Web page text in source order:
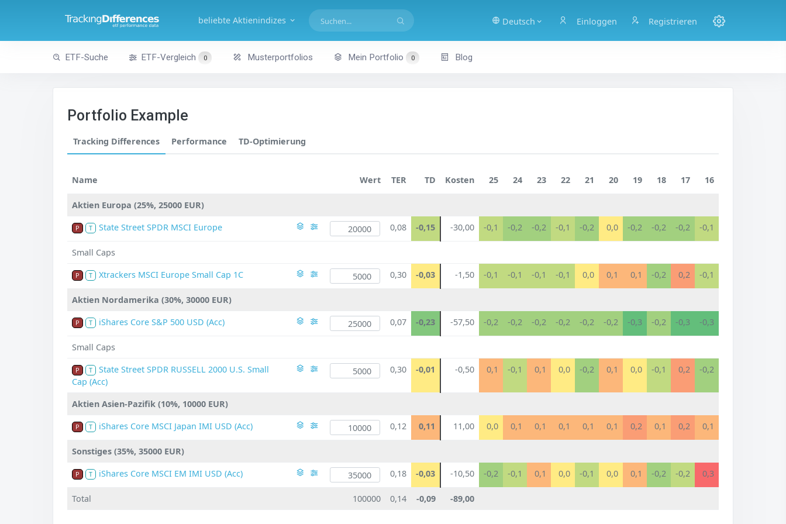
Deutsch Einloggen Registrieren
beliebte Aktienindizes
ETF-Suche ETF-Vergleich 0 Musterportfolios Mein Portfolio 0 Blog
Portfolio Example
Tracking Differences Performance TD-Optimierung
Name Wert TER TD Kosten 25 24 23 22 21 20 19 18 17 16
Aktien Europa (25%, 25000 EUR)
P T State Street SPDR MSCI Europe 0,08 -0,15 -30,00 -0,1 -0,2 -0,2 -0,1 -0,2 0,0 -0,2 -0,2 -0,2 -0,1
Small Caps
P T Xtrackers MSCI Europe Small Cap 1C 0,30 -0,03 -1,50 -0,1 -0,1 -0,1 -0,1 0,0 0,1 0,1 -0,2 0,2 -0,1
Aktien Nordamerika (30%, 30000 EUR)
P T iShares Core S&P 500 USD (Acc) 0,07 -0,23 -57,50 -0,2 -0,2 -0,2 -0,2 -0,2 -0,2 -0,3 -0,2 -0,3 -0,3
Small Caps
P T
State Street SPDR RUSSELL 2000 U.S. Small
Cap (Acc)
0,30 -0,01 -0,50 0,1 -0,1 0,1 0,0 -0,2 0,1 0,0 -0,1 0,2 -0,2
Aktien Asien-Pazifik (10%, 10000 EUR)
P T iShares Core MSCI Japan IMI USD (Acc) 0,12 0,11 11,00 0,0 0,1 0,1 0,1 0,1 0,1 0,2 0,1 0,2 0,1
Sonstiges (35%, 35000 EUR)
P T iShares Core MSCI EM IMI USD (Acc) 0,18 -0,03 -10,50 -0,2 -0,1 0,1 0,0 -0,1 0,0 0,1 -0,2 -0,2 0,3
Total 100000 0,14 -0,09 -89,00